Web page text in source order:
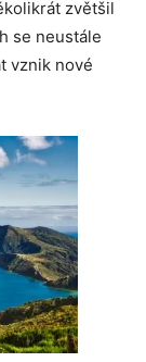
zvětšil
se neustále
vznik nové